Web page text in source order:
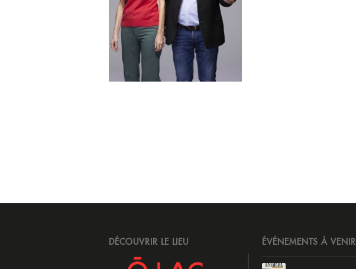
DÉCOUVRIR LE LIEU ÉVÉNEMENTS À VENIR